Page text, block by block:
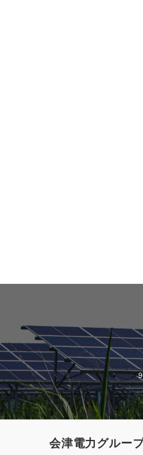
会津電力グルー